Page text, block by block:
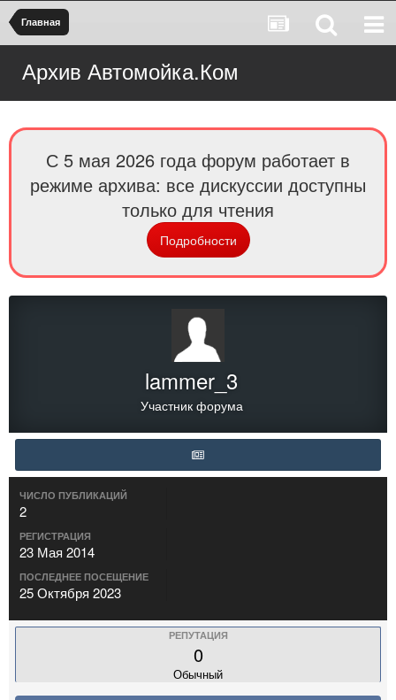
Главная
Архив Автомойка.Ком
С 5 мая 2026 года форум работает в
режиме архива: все дискуссии доступны
только для чтения
Подробности
lammer_3
Участник форума
ЧИСЛО ПУБЛИКАЦИЙ
2
РЕГИСТРАЦИЯ
23 Мая 2014
ПОСЛЕДНЕЕ ПОСЕЩЕНИЕ
25 Октября 2023
РЕПУТАЦИЯ
0
Обычный